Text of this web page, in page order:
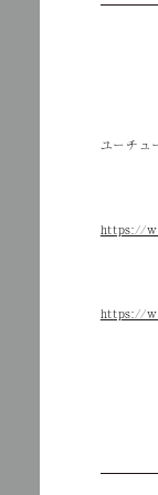
ユーチュ
https://
https://